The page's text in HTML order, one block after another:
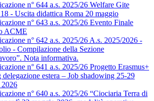
n° 644 a.s. 2025/26 Welfare Gite
- Uscita didattica Roma 20 maggio
n° 643 a.s. 2025/26 Evento Finale
ACME
n° 642 a.s. 2025/26 A.s. 2025/2026 -
- Compilazione della Sezione
Nota informativa.
n° 641 a.s. 2025/26 Progetto Erasmus+
delegazione estera – Job shadowing 25-29
n° 640 a.s. 2025/26 “Ciociaria Terra di